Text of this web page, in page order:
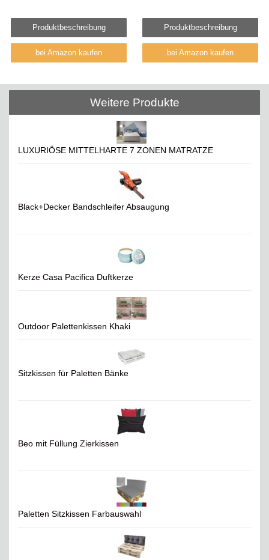
Produktbeschreibung
bei Amazon kaufen
Produktbeschreibung
bei Amazon kaufen
Weitere Produkte
LUXURIÖSE MITTELHARTE 7 ZONEN MATRATZE
Black+Decker Bandschleifer Absaugung
Kerze Casa Pacifica Duftkerze
Outdoor Palettenkissen Khaki
Sitzkissen für Paletten Bänke
Beo mit Füllung Zierkissen
Paletten Sitzkissen Farbauswahl